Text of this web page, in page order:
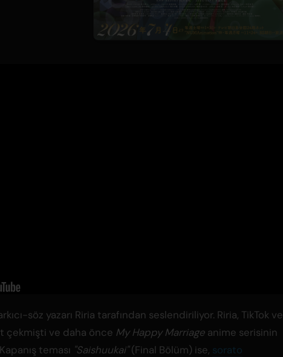
söz yazarı Riria tarafından seslendiriliyor. Riria, TikTok ve
çekmişti ve daha önce My Happy Marriage anime serisinin
teması "Saishuukai"(Final Bölüm) ise, sorato